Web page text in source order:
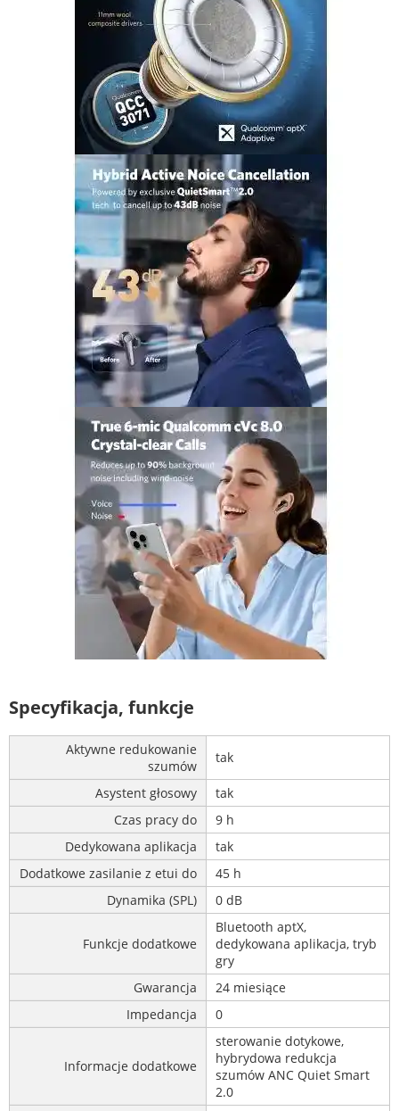
Specyfikacja, funkcje
Aktywne redukowanie
szumów
tak
Asystent głosowy
tak
Czas pracy do
9 h
Dedykowana aplikacja
tak
Dodatkowe zasilanie z etui do
45 h
Dynamika (SPL)
0 dB
Funkcje dodatkowe
Bluetooth aptX,
dedykowana aplikacja, tryb
gry
Gwarancja
24 miesiące
Impedancja
0
Informacje dodatkowe
sterowanie dotykowe,
hybrydowa redukcja
szumów ANC Quiet Smart
2.0